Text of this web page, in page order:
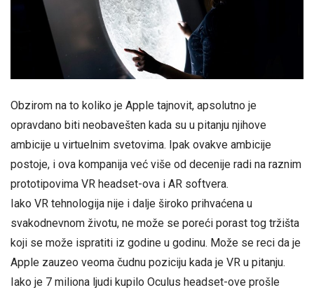
Obzirom na to koliko je Apple tajnovit, apsolutno je
opravdano biti neobavešten kada su u pitanju njihove
ambicije u virtuelnim svetovima. Ipak ovakve ambicije
postoje, i ova kompanija već više od decenije radi na raznim
prototipovima VR headset-ova i AR softvera.
Iako VR tehnologija nije i dalje široko prihvaćena u
svakodnevnom životu, ne može se poreći porast tog tržišta
koji se može ispratiti iz godine u godinu. Može se reci da je
Apple zauzeo veoma čudnu poziciju kada je VR u pitanju.
Iako je 7 miliona ljudi kupilo Oculus headset-ove prošle